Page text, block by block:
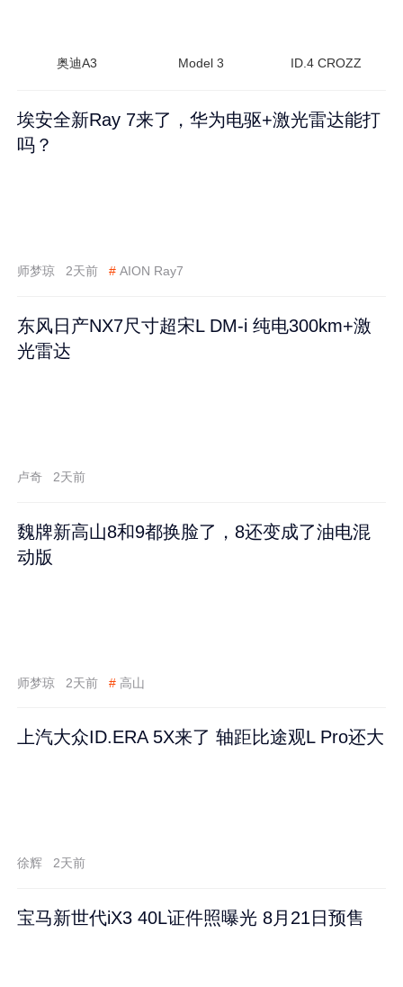
奥迪A3 Model 3 ID.4 CROZZ
埃安全新Ray 7来了，华为电驱+激光雷达能打
吗？
师梦琼 2天前 # AION Ray7
东风日产NX7尺寸超宋L DM-i 纯电300km+激
光雷达
卢奇 2天前
魏牌新高山8和9都换脸了，8还变成了油电混
动版
师梦琼 2天前 # 高山
上汽大众ID.ERA 5X来了 轴距比途观L Pro还大
徐辉 2天前
宝马新世代iX3 40L证件照曝光 8月21日预售